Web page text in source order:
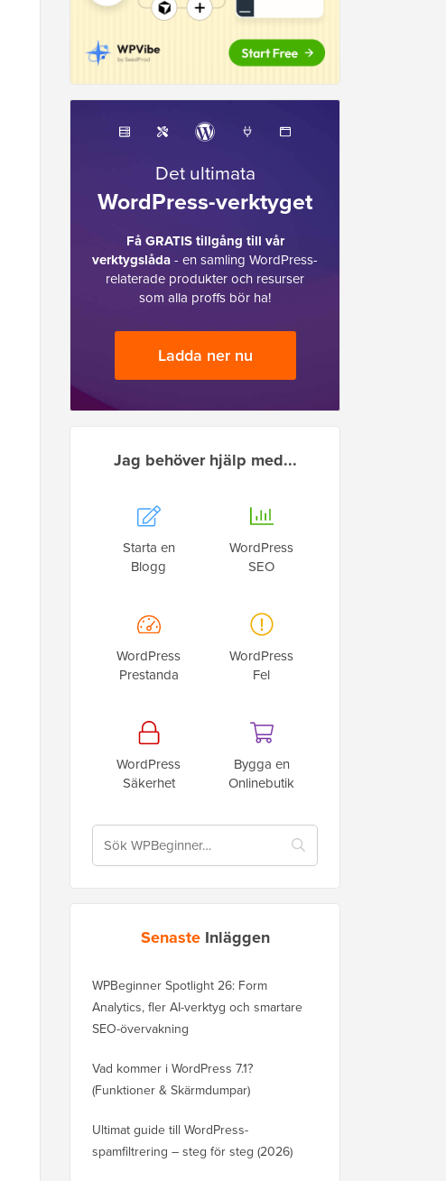
Det ultimata
WordPress-verktyget
Få GRATIS tillgång till vår
verktygslåda- en samling WordPress-
relaterade produkter och resurser
som alla proffs bör ha!
Ladda ner nu
Jag behöver hjälp med...
Starta en
Blogg
WordPress
SEO
WordPress
Prestanda
WordPress
Fel
WordPress
Säkerhet
Bygga en
Onlinebutik
Senaste Inläggen
WPBeginner Spotlight 26: Form
Analytics, fler AI-verktyg och smartare
SEO-övervakning
Vad kommer i WordPress 7.1?
(Funktioner & Skärmdumpar)
Ultimat guide till WordPress-
spamfiltrering – steg för steg (2026)